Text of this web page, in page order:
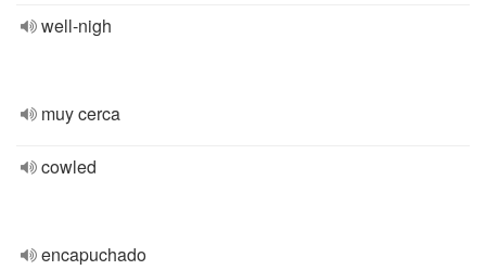
well-nigh
muy cerca
cowled
encapuchado